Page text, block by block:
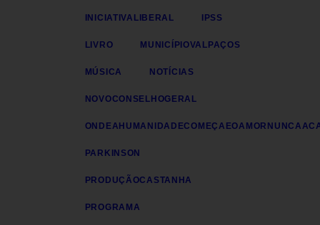
INICIATIVALIBERAL IPSS
LIVRO MUNICÍPIOVALPAÇOS
MÚSICA NOTÍCIAS
NOVOCONSELHOGERAL
PARKINSON
PRODUÇÃOCASTANHA
PROGRAMA